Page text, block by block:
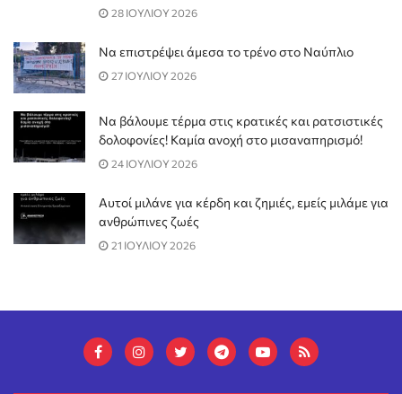
28 ΙΟΥΛΙΟΥ 2026
Να επιστρέψει άμεσα το τρένο στο Ναύπλιο
27 ΙΟΥΛΙΟΥ 2026
Να βάλουμε τέρμα στις κρατικές και ρατσιστικές
δολοφονίες! Καμία ανοχή στο μισαναπηρισμό!
24 ΙΟΥΛΙΟΥ 2026
Αυτοί μιλάνε για κέρδη και ζημιές, εμείς μιλάμε για
ανθρώπινες ζωές
21 ΙΟΥΛΙΟΥ 2026